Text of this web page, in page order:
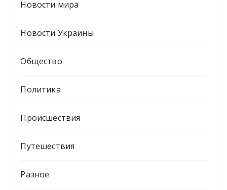
Новости мира
Новости Украины
Общество
Политика
Происшествия
Путешествия
Разное